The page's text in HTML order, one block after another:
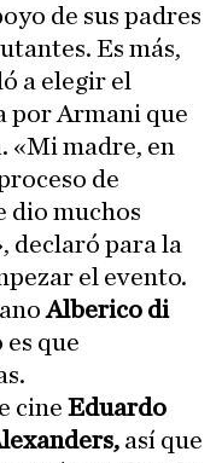
de sus padres
Es más,
a elegir el
por Armani que
«Mi madre, en
de
dio muchos
declaró para la
el evento.
Alberico di
que
cine Eduardo
así que